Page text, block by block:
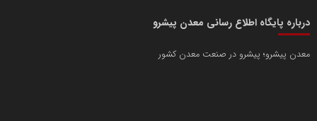
درباره پایگاه اطلاع رسانی معدن پیشرو
معدن پیشرو؛ پیشرو در صنعت معدن کشور